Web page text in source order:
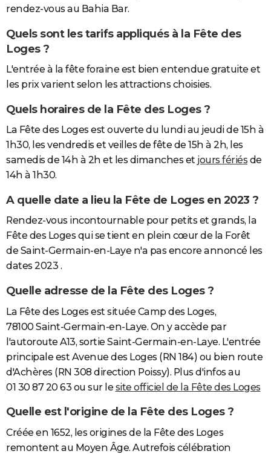
rendez-vous au Bahia Bar.
Quels sont les tarifs appliqués à la Fête des
Loges ?
L'entrée à la fête foraine est bien entendue gratuite et
les prix varient selon les attractions choisies.
Quels horaires de la Fête des Loges ?
La Fête des Loges est ouverte du lundi au jeudi de 15h à
1h30, les vendredis et veilles de fête de 15h à 2h, les
samedis de 14h à 2h et les dimanches et jours fériés de
14h à 1h30.
A quelle date a lieu la Fête de Loges en 2023 ?
Rendez-vous incontournable pour petits et grands, la
Fête des Loges qui se tient en plein cœur de la Forêt
de Saint-Germain-en-Laye n'a pas encore annoncé les
dates 2023 .
Quelle adresse de la Fête des Loges ?
La Fête des Loges est située Camp des Loges,
78100 Saint-Germain-en-Laye. On y accède par
l'autoroute A13, sortie Saint-Germain-en-Laye. L'entrée
principale est Avenue des Loges (RN 184) ou bien route
d'Achères (RN 308 direction Poissy). Plus d'infos au
01 30 87 20 63 ou sur le site officiel de la Fête des Loges
Quelle est l'origine de la Fête des Loges ?
Créée en 1652, les origines de la Fête des Loges
remontent au Moyen Âge. Autrefois célébration